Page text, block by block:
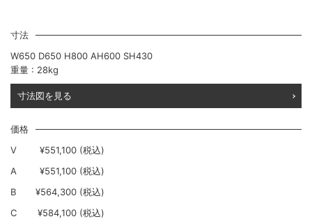
寸法
W650 D650 H800 AH600 SH430
重量 : 28kg
寸法図を見る
価格
V
¥551,100 (税込)
A
¥551,100 (税込)
B
¥564,300 (税込)
C
¥584,100 (税込)